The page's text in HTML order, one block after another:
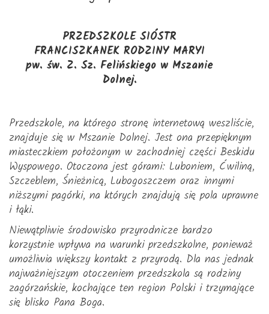
PRZEDSZKOLE SIÓSTR
FRANCISZKANEK RODZINY MARYI
pw. św. Z. Sz. Felińskiego w Mszanie
Dolnej.
Przedszkole, na którego stronę internetową weszliście,
znajduje się w Mszanie Dolnej. Jest ona przepięknym
miasteczkiem położonym w zachodniej części Beskidu
Wyspowego. Otoczona jest górami: Luboniem, Ćwiliną,
Szczeblem, Śnieżnicą, Lubogoszczem oraz innymi
niższymi pagórki, na których znajdują się pola uprawne
i łąki.
Niewątpliwie środowisko przyrodnicze bardzo
korzystnie wpływa na warunki przedszkolne, ponieważ
umożliwia większy kontakt z przyrodą. Dla nas jednak
najważniejszym otoczeniem przedszkola są rodziny
zagórzańskie, kochające ten region Polski i trzymające
się blisko Pana Boga.